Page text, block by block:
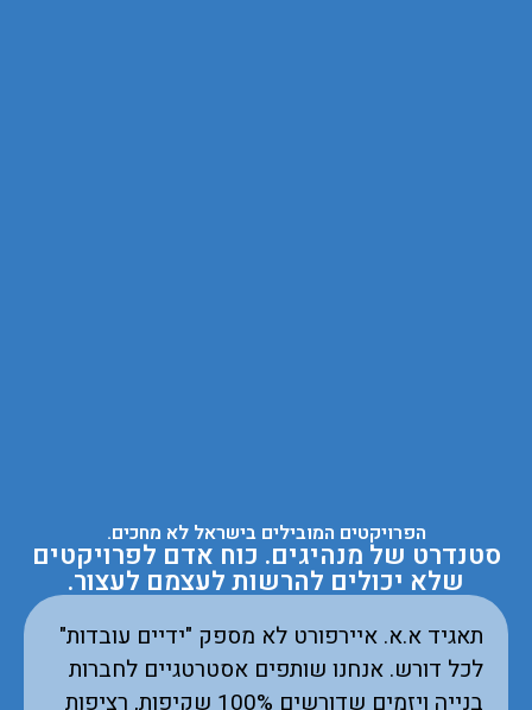
הפרויקטים המובילים בישראל לא מחכים.
סטנדרט של מנהיגים. כוח אדם לפרויקטים
שלא יכולים להרשות לעצמם לעצור.
תאגיד א.א. איירפורט לא מספק "ידיים עובדות"
לכל דורש. אנחנו שותפים אסטרטגיים לחברות
בנייה ויזמים שדורשים 100% שקיפות, רציפות